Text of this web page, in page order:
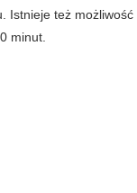
też
minut.